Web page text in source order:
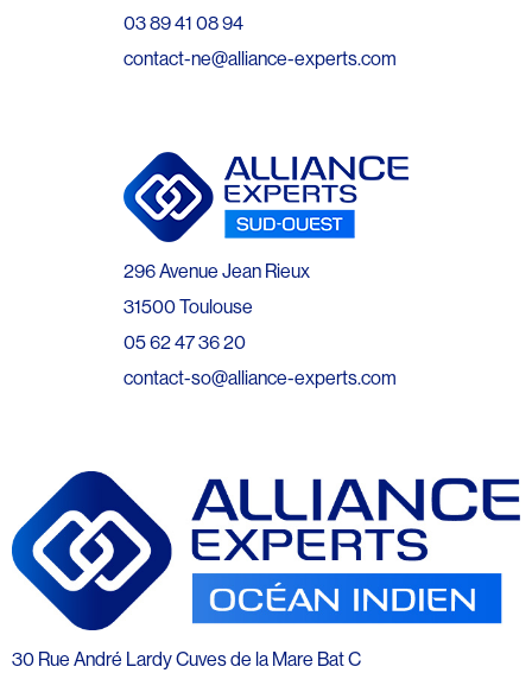
03 89 41 08 94
contact-ne@alliance-experts.com
296 Avenue Jean Rieux
31500 Toulouse
05 62 47 36 20
contact-so@alliance-experts.com
30 Rue André Lardy Cuves de la Mare Bat C